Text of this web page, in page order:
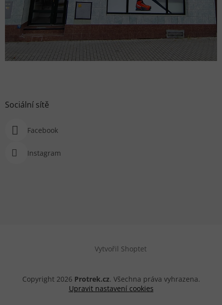
Sociální sítě
Facebook
Instagram
Vytvořil Shoptet
Copyright 2026 Protrek.cz. Všechna práva vyhrazena.
Upravit nastavení cookies